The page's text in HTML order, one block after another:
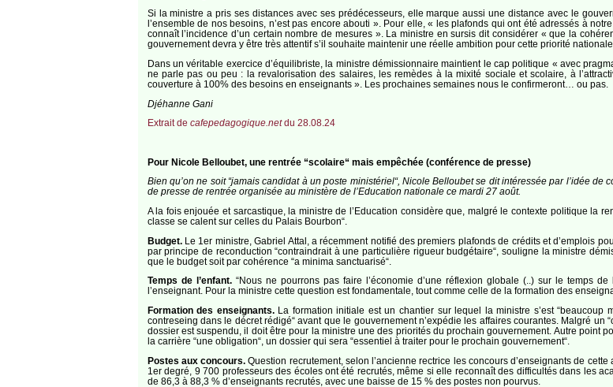
Si la ministre a pris ses distances avec ses prédécesseurs, elle marque aussi une distance avec le
l’ensemble de nos besoins, n’est pas encore abouti ». Pour elle, « les plafonds qui ont été adressés à
connaît l’incidence d’un certain nombre de mesures ». La ministre en sursis dit considérer « que la
gouvernement devra y être très attentif s’il souhaite maintenir une réelle ambition pour cette priorité nationale
Dans un véritable exercice d’équilibriste, la ministre démissionnaire maintient le cap politique « avec
ne parle pas ou peu : la revalorisation des salaires, les remèdes à la mixité sociale et scolaire, à
couverture à 100% des besoins en enseignants ». Les prochaines semaines nous le confirmeront… ou pas.
Djéhanne Gani
Extrait de cafepedagogique.netdu 28.08.24
Pour Nicole Belloubet, une rentrée “scolaire“ mais empêchée (conférence de presse)
Bien qu’on ne soit “jamais candidat à un poste ministériel“, Nicole Belloubet se dit intéressée par l’idée
de presse de rentrée organisée au ministère de l’Education nationale ce mardi 27 août.
A la fois enjouée et sarcastique, la ministre de l’Education considère que, malgré le contexte politique la
classe se calent sur celles du Palais Bourbon“.
Budget.Le 1er ministre, Gabriel Attal, a récemment notifié des premiers plafonds de crédits et d’emplois
par principe de reconduction “contraindrait à une particulière rigueur budgétaire“, souligne la ministre
que le budget soit par cohérence “a minima sanctuarisé“.
Temps de l’enfant.“Nous ne pourrons pas faire l’économie d’une réflexion globale (..) sur le temps
l’enseignant. Pour la ministre cette question est fondamentale, tout comme celle de la formation des
Formation des enseignants.La formation initiale est un chantier sur lequel la ministre s’est “beaucoup
contreseing dans le décret rédigé“ avant que le gouvernement n’expédie les affaires courantes. Malgré
dossier est suspendu, il doit être pour la ministre une des priorités du prochain gouvernement. Autre point
la carrière “une obligation“, un dossier qui sera “essentiel à traiter pour le prochain gouvernement“.
Postes aux concours.Question recrutement, selon l’ancienne rectrice les concours d’enseignants de
1er degré, 9 700 professeurs des écoles ont été recrutés, même si elle reconnaît des difficultés dans les
de 86,3 à 88,3 % d’enseignants recrutés, avec une baisse de 15 % des postes non pourvus.